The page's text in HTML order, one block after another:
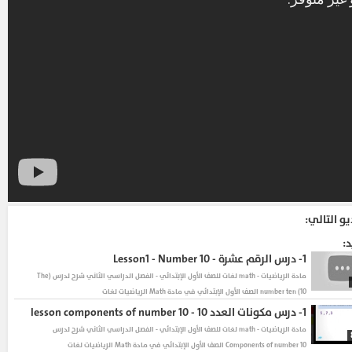
التالي:
1- درس الرقم عشرة - Lesson1 - Number 10
مادة الرياضيات - math لغات للصف الأول الإبتدائي - الفصل الدراسي الثاني
شرح لدرس (The
number ten (10 الصف الأول الإبتدائي في مادة Math الرياضيات لغات
1- درس مكونات العدد 10 - lesson components of number 10
مادة الرياضيات - math لغات للصف الأول الإبتدائي - الفصل الدراسي الثاني
شرح لدرس
Components of number 10 الصف الأول الإبتدائي في مادة Math الرياضيات لغات